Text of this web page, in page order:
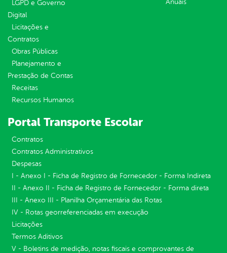
LGPD e Governo
Digital
Licitações e
Contratos
Obras Públicas
Planejamento e
Prestação de Contas
Receitas
Recursos Humanos
Anuais
Portal Transporte Escolar
Contratos
Contratos Administrativos
Despesas
I - Anexo I - Ficha de Registro de Fornecedor - Forma Indireta
II - Anexo II - Ficha de Registro de Fornecedor - Forma direta
III - Anexo III - Planilha Orçamentária das Rotas
IV - Rotas georreferenciadas em execução
Licitações
Termos Aditivos
V - Boletins de medição, notas fiscais e comprovantes de